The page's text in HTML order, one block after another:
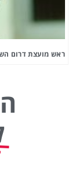
ראש מועצת דרום